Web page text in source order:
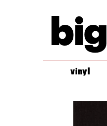
big
vinyl